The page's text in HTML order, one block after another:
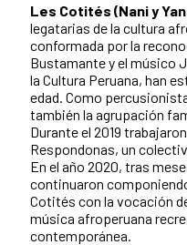
Les Cotités (Nani y
legatarias de la cultura
conformada por la
Bustamante y el músico
la Cultura Peruana, han
edad. Como
también la agrupación
Durante el 2019
Respondonas, un
En el año 2020, tras
continuaron
Cotités con la vocación
música afroperuana
contemporánea.